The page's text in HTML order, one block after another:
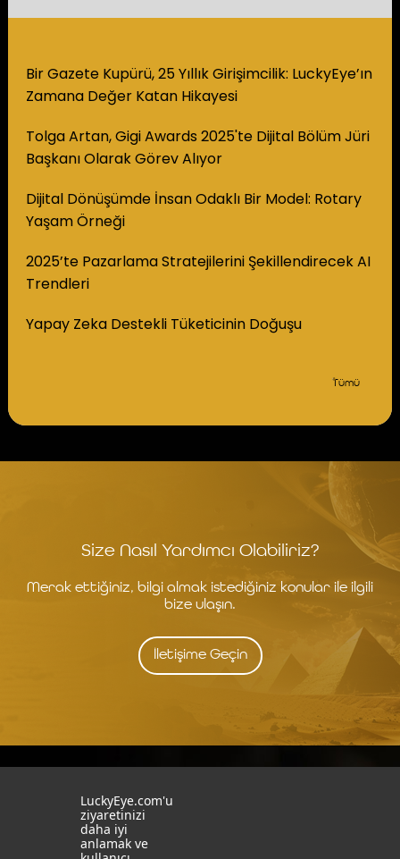
Bir Gazete Kupürü, 25 Yıllık Girişimcilik: LuckyEye’ın
Zamana Değer Katan Hikayesi
Tolga Artan, Gigi Awards 2025'te Dijital Bölüm Jüri
Başkanı Olarak Görev Alıyor
Dijital Dönüşümde İnsan Odaklı Bir Model: Rotary
Yaşam Örneği
2025’te Pazarlama Stratejilerini Şekillendirecek AI
Trendleri
Yapay Zeka Destekli Tüketicinin Doğuşu
Tümü
Size Nasıl Yardımcı Olabiliriz?
Merak ettiğiniz, bilgi almak istediğiniz konular ile ilgili
bize ulaşın.
İletişime Geçin
19 Mayıs Mah. Turaboğlu Sok.
Hamdiye Yazgan İş Merkezi
LuckyEye.com'u
ziyaretinizi
daha iyi
anlamak ve